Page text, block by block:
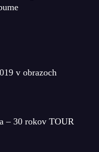
v obrazoch
– 30 rokov TOUR